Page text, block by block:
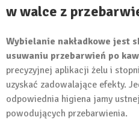
w walce z
Wybielanie nakładkowe jest
usuwaniu przebarwień po
precyzyjnej aplikacji żelu i
uzyskać zadowalające efekty.
odpowiednia higiena jamy
powodujących przebarwienia.